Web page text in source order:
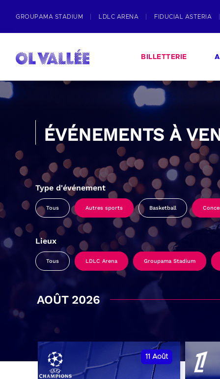
GROUPAMA STADIUM LDLC ARENA FIDUCIAL ASTERIA
BILLETTERIE
ÉVÉNEMENTS À
Type d'événement
Tous Autres sports Basketball
Lieux
Tous LDLC Arena Groupama Stadium
AOÛT 2026
11 Août